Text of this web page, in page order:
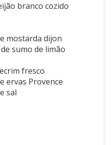
branco cozido
mostarda dijon
sumo de limão
fresco
ervas Provence
sal